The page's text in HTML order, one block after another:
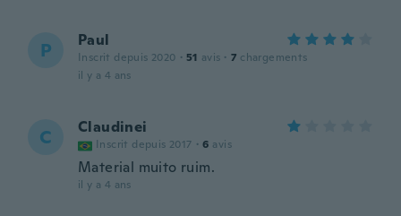
P Paul
Inscrit depuis 2020 · 51 avis · 7 chargements
il y a 4 ans
C Claudinei
Inscrit depuis 2017 · 6 avis
Material muito ruim.
il y a 4 ans